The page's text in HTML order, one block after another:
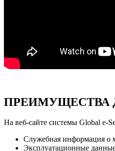
ПРЕИМУЩЕСТВА
На веб-сайте системы Global e-
Служебная информация о
Эксплуатационные